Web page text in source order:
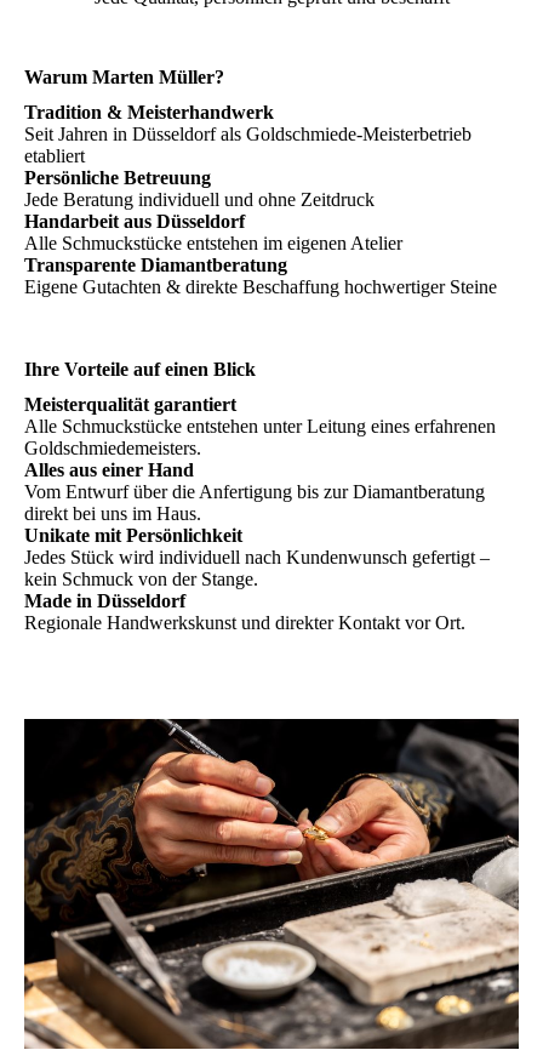
Warum Marten Müller?
Tradition & Meisterhandwerk
Seit Jahren in Düsseldorf als Goldschmiede-Meisterbetrieb
etabliert
Persönliche Betreuung
Jede Beratung individuell und ohne Zeitdruck
Handarbeit aus Düsseldorf
Alle Schmuckstücke entstehen im eigenen Atelier
Transparente Diamantberatung
Eigene Gutachten & direkte Beschaffung hochwertiger Steine
Ihre Vorteile auf einen Blick
Meisterqualität garantiert
Alle Schmuckstücke entstehen unter Leitung eines erfahrenen
Goldschmiedemeisters.
Alles aus einer Hand
Vom Entwurf über die Anfertigung bis zur Diamantberatung
direkt bei uns im Haus.
Unikate mit Persönlichkeit
Jedes Stück wird individuell nach Kundenwunsch gefertigt –
kein Schmuck von der Stange.
Made in Düsseldorf
Regionale Handwerkskunst und direkter Kontakt vor Ort.